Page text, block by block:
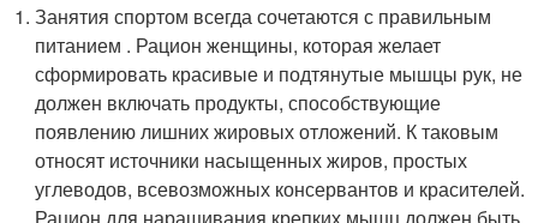
Занятия спортом всегда сочетаются с правильным
питанием . Рацион женщины, которая желает
сформировать красивые и подтянутые мышцы рук, не
должен включать продукты, способствующие
появлению лишних жировых отложений. К таковым
относят источники насыщенных жиров, простых
углеводов, всевозможных консервантов и красителей.